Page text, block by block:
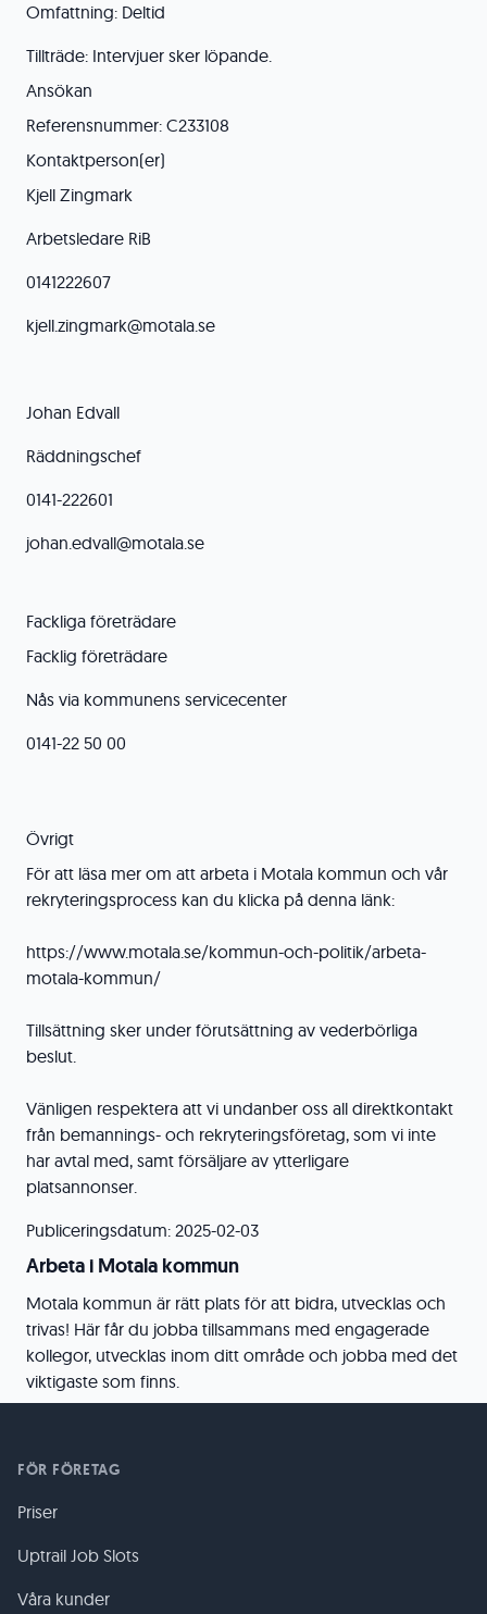
Omfattning: Deltid
Tillträde: Intervjuer sker löpande.
Ansökan
Referensnummer: C233108
Kontaktperson(er)
Kjell Zingmark
Arbetsledare RiB
0141222607
kjell.zingmark@motala.se
Johan Edvall
Räddningschef
0141-222601
johan.edvall@motala.se
Fackliga företrädare
Facklig företrädare
Nås via kommunens servicecenter
0141-22 50 00
Övrigt
För att läsa mer om att arbeta i Motala kommun och vår
rekryteringsprocess kan du klicka på denna länk:
https://www.motala.se/kommun-och-politik/arbeta-
motala-kommun/
Tillsättning sker under förutsättning av vederbörliga
beslut.
Vänligen respektera att vi undanber oss all direktkontakt
från bemannings- och rekryteringsföretag, som vi inte
har avtal med, samt försäljare av ytterligare
platsannonser.
Publiceringsdatum: 2025-02-03
Arbeta i Motala kommun
Motala kommun är rätt plats för att bidra, utvecklas och
trivas! Här får du jobba tillsammans med engagerade
kollegor, utvecklas inom ditt område och jobba med det
viktigaste som finns.
FÖR FÖRETAG
Priser
Uptrail Job Slots
Våra kunder